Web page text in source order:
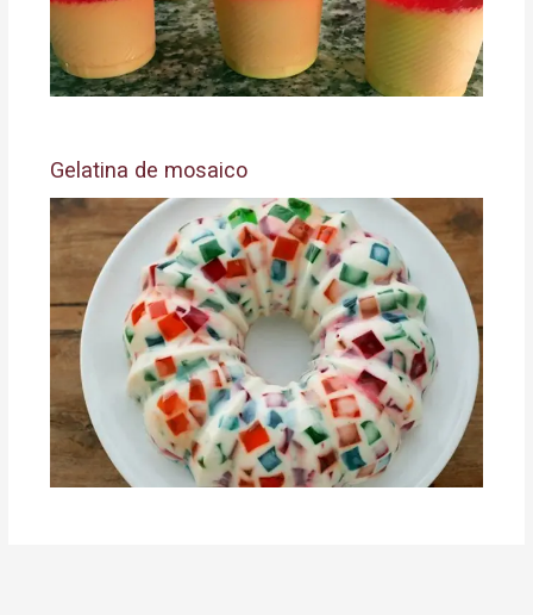
Gelatina de mosaico